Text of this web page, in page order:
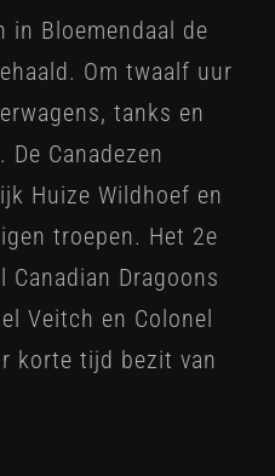
in Bloemendaal de
Om twaalf uur
tanks en
Canadezen
Huize Wildhoef en
troepen. Het 2e
Canadian Dragoons
Veitch en Colonel
korte tijd bezit van